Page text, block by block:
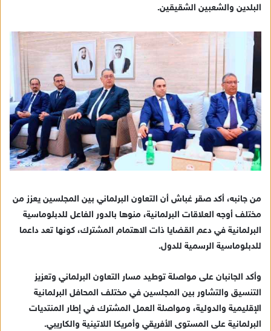
ل
ي
ا
البلدين والشعبين الشقيقين.
من جانبه، أكد صقر غباش أن التعاون البرلماني بين المجلسين يعزز من
مختلف أوجه العلاقات البرلمانية، منوها بالدور الفاعل للدبلوماسية
البرلمانية في دعم القضايا ذات الاهتمام المشترك، كونها تعد داعما
للدبلوماسية الرسمية للدول.
وأكد الجانبان على مواصلة توطيد مسار التعاون البرلماني وتعزيز
التنسيق والتشاور بين المجلسين في مختلف المحافل البرلمانية
الإقليمية والدولية، ومواصلة العمل المشترك في إطار المنتديات
البرلمانية على المستوى الأفريقي وأمريكا اللاتينية والكاريبي.